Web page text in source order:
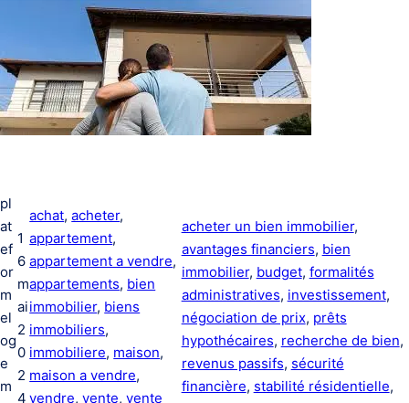
pl
at
ef
or
m
el
og
e
m
1
6
m
ai
2
0
2
4
achat, acheter
appartement
appartement a vendre
appartements, bien
immobilier, biens
immobiliers
immobiliere, maison
maison a vendre
vendre, vente, vente
acheter un bien immobilier
avantages financiers, bien
immobilier, budget, formalités
administratives, investissement
négociation de prix, prêts
hypothécaires, recherche de bien
revenus passifs, sécurité
financière, stabilité résidentielle